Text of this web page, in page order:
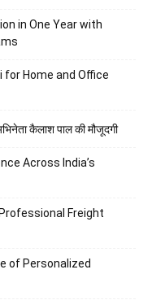
in One Year with
for Home and Office
कैलाश पाल की मौजूदगी
Across India’s
Freight
of Personalized